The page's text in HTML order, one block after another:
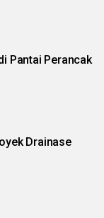
Pantai Perancak
Drainase